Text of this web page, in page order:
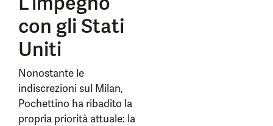
con gli Stati
Uniti
Nonostante le
indiscrezioni sul Milan,
Pochettino ha ribadito la
propria priorità attuale: la